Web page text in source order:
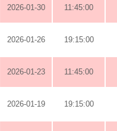
2026-01-30 11:45:00
2026-01-26 19:15:00
2026-01-23 11:45:00
2026-01-19 19:15:00